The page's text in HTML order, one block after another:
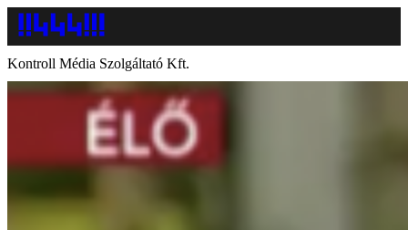
Kontroll Média Szolgáltató Kft.